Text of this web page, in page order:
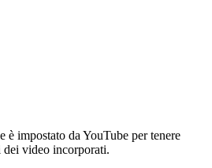
è impostato da YouTube per tenere
video incorporati.